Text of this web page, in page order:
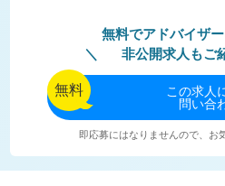
無料でアドバイザー
非公開求人もご
無料 この求人
問い合
即応募にはなりませんので、お